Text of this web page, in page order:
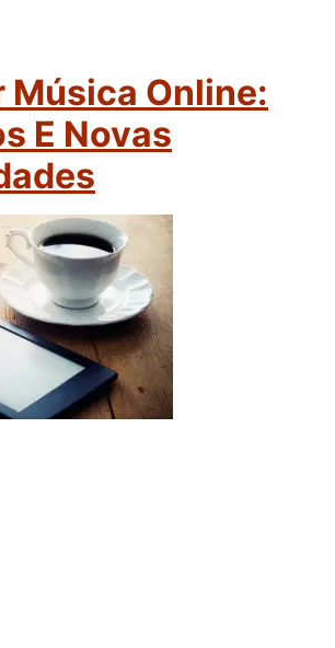
Música Online:
E Novas